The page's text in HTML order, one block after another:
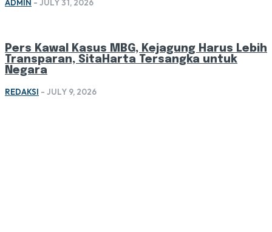
ADMIN - JULY 31, 2026
Pers Kawal Kasus MBG, Kejagung Harus Lebih
Transparan, SitaHarta Tersangka untuk
Negara
REDAKSI - JULY 9, 2026